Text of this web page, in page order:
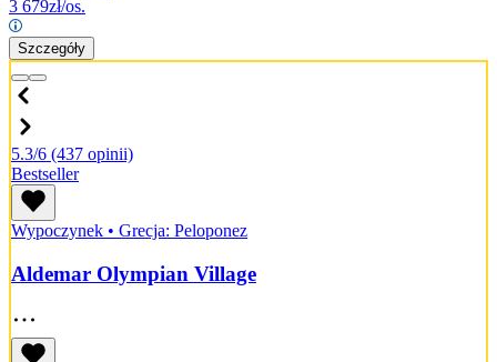
3 679zł/os.
Szczegóły
5.3/6 (437 opinii)
Bestseller
Wypoczynek • Grecja: Peloponez
Aldemar Olympian Village